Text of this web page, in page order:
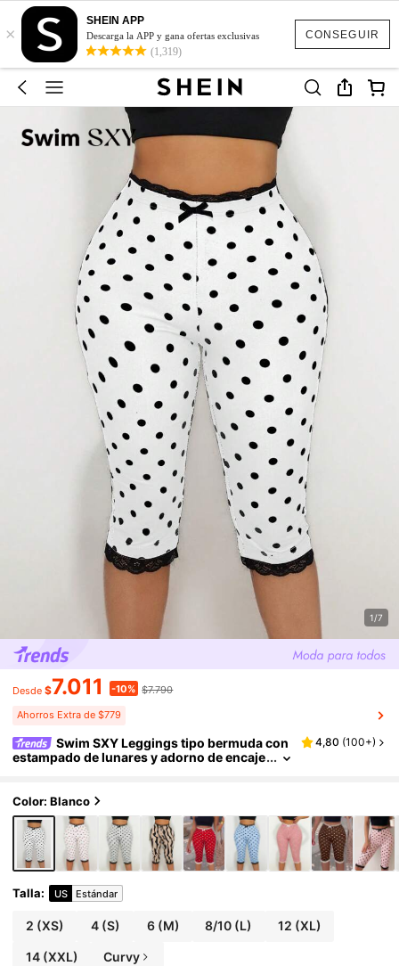
CONSEGUIR
×
SHEIN APP
Descarga la APP y gana ofertas exclusivas
(1,319)
1/7
Desde $7.011 -10% $7.790
Ahorros Extra de $779
Swim SXY Leggings tipo bermuda con
estampado de lunares y adorno de encaje
4,80 (100+)
Color: Blanco
Talla: US Estándar
2 (XS) 4(S) 6(M) 8/10 (L) 12 (XL)
14(XXL) Curvy